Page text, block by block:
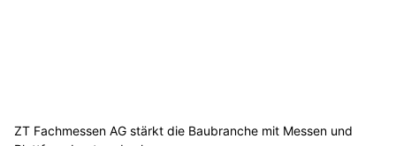
ZT Fachmessen AG stärkt die Baubranche mit Messen und